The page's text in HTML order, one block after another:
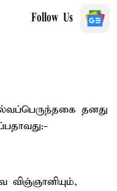
Follow Us
தனது
விஞ்ஞானியும்,